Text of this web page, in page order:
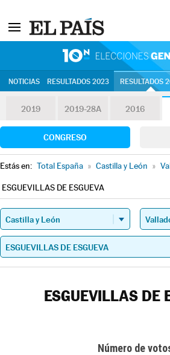
NOTICIAS RESULTADOS 2023 RESULTADOS
2019 2019-28A 2016
CONGRESO
Estás en: Total España » Castilla y León »
ESGUEVILLAS DE ESGUEVA
ESGUEVILLAS DE
Número de